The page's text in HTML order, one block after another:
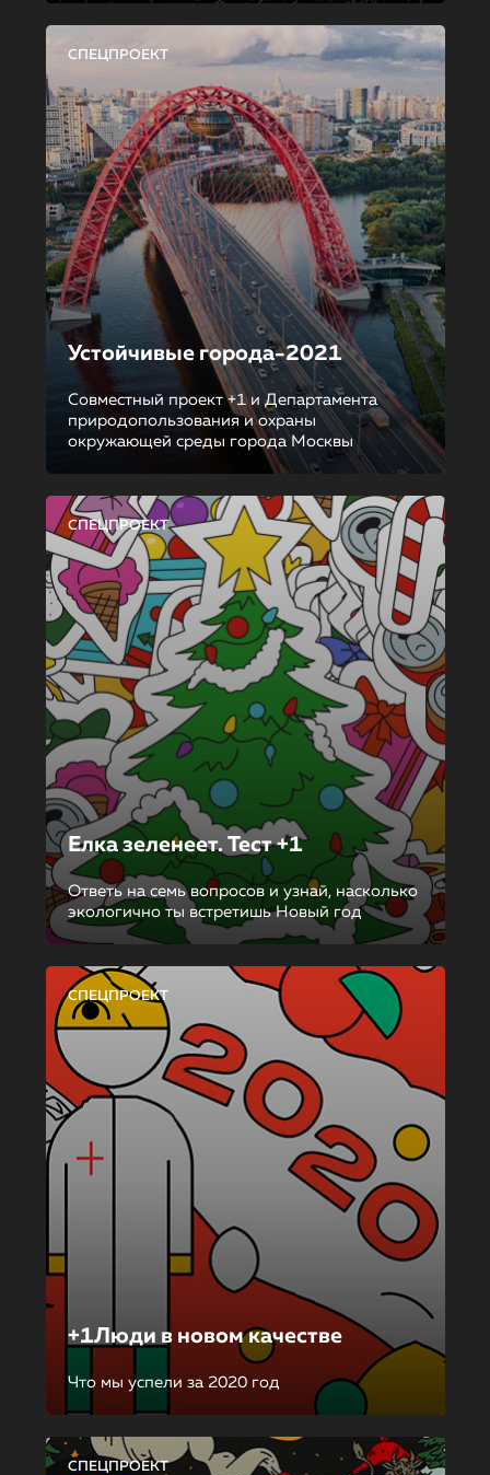
СПЕЦПРОЕКТ
Устойчивые города-2021
Совместный проект +1 и Департамента
природопользования и охраны
окружающей среды города Москвы
СПЕЦПРОЕКТ
Елка зеленеет. Тест +1
Ответь на семь вопросов и узнай, насколько
экологично ты встретишь Новый год
СПЕЦПРОЕКТ
+1Люди в новом качестве
Что мы успели за 2020 год
СПЕЦПРОЕКТ